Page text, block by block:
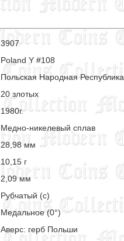
3907
Poland Y #108
Польская Народная Республика
20 злотых
1980г.
Медно-никелевый сплав
28,98 мм
10,15 г
2,09 мм
Рубчатый (с)
Медальное (0°)
Аверс: герб Польши